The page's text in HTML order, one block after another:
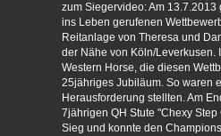
zum Siegervideo: Am
ins Leben gerufenen
Reitanlage von Theresa und
der Nähe von Köln/Leverkusen.
Western Horse, die diesen
25jähriges Jubiläum. So waren
Herausforderung stellten. Am
7jährigen QH Stute "Chexy
Sieg und konnte den